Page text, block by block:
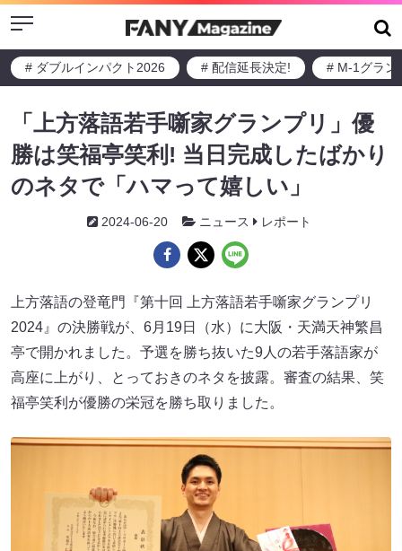
Menu
# ダブルインパクト2026 # 配信延長決定! # M-1グラン
「上方落語若手噺家グランプリ」優
勝は笑福亭笑利! 当日完成したばかり
のネタで「ハマって嬉しい」
2024-06-20 ニュース レポート
上方落語の登竜門『第十回 上方落語若手噺家グランプリ
2024』の決勝戦が、6月19日（水）に大阪・天満天神繁昌
亭で開かれました。予選を勝ち抜いた9人の若手落語家が
高座に上がり、とっておきのネタを披露。審査の結果、笑
福亭笑利が優勝の栄冠を勝ち取りました。